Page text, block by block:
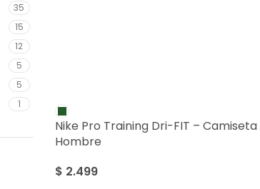
35
15
12
5
5
1
Nike Pro Training Dri-FIT – Camiseta
Hombre
$ 2.499